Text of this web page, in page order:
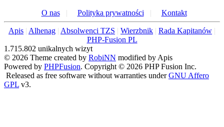
O nas| Polityka prywatności | Kontakt
Apis | Alhenag | Absolwenci TZS | Wierzbnik | Rada Kapitanów |
PHP-Fusion PL
1.715.802 unikalnych wizyt
© 2026 Theme created by RobiNN modified by Apis
Powered by PHPFusion. Copyright © 2026 PHP Fusion Inc.
Released as free software without warranties underGNU Affero
GPL v3.